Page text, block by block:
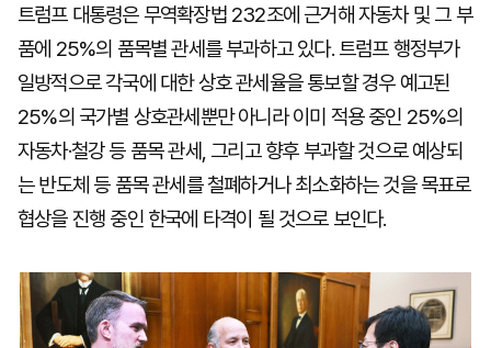
트럼프 대통령은 무역확장법 232조에 근거해 자동차 및 그 부
품에 25%의 품목별 관세를 부과하고 있다. 트럼프 행정부가
일방적으로 각국에 대한 상호 관세율을 통보할 경우 예고된
25%의 국가별 상호관세뿐만 아니라 이미 적용 중인 25%의
자동차·철강 등 품목 관세, 그리고 향후 부과할 것으로 예상되
는 반도체 등 품목 관세를 철폐하거나 최소화하는 것을 목표로
협상을 진행 중인 한국에 타격이 될 것으로 보인다.